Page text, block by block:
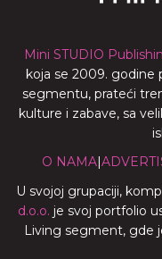
Mini STUDIO
koja se 2009. godine
segmentu, prateći
kulture i zabave, sa
O NAMA|
U svojoj grupaciji,
d.o.o. je svoj portfolio
Living segment, gde